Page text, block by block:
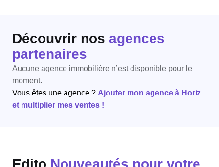
Découvrir nos agences
partenaires
Aucune agence immobilière n’est disponible pour le
moment.
Vous êtes une agence ? Ajouter mon agence à Horiz
et multiplier mes ventes !
Edito Nouveautés pour votre